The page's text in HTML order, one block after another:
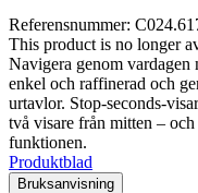
Referensnummer:
This product is no longer
Navigera genom
enkel och raffinerad och
urtavlor. Stop-seconds-
två visare från mitten –
funktionen.
Produktblad
Bruksanvisning